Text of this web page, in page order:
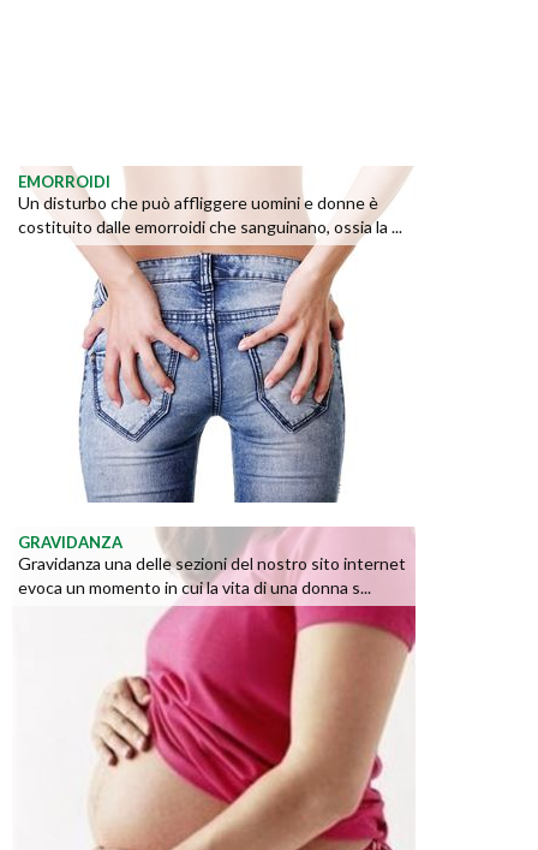
EMORROIDI
Un disturbo che può affliggere uomini e donne è
costituito dalle emorroidi che sanguinano, ossia la ...
GRAVIDANZA
Gravidanza una delle sezioni del nostro sito internet
evoca un momento in cui la vita di una donna s...